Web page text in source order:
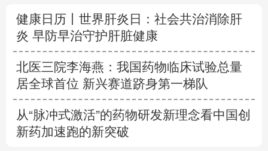
健康日历丨世界肝炎日：社会共治消除肝
炎 早防早治守护肝脏健康
北医三院李海燕：我国药物临床试验总量
居全球首位 新兴赛道跻身第一梯队
从“脉冲式激活”的药物研发新理念看中国创
新药加速跑的新突破